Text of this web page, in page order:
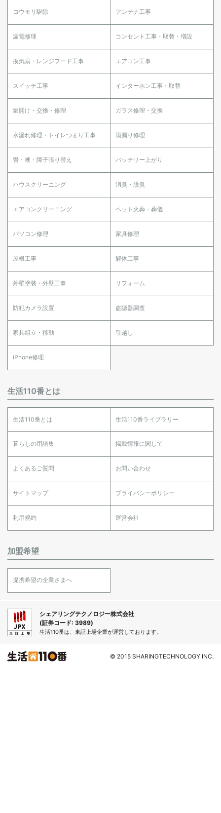
コウモリ駆除 アンテナ工事
漏電修理 コンセント工事・取替・増設
換気扇・レンジフード工事 エアコン工事
スイッチ工事 インターホン工事・取替
鍵開け・交換・修理 ガラス修理・交換
水漏れ修理・トイレつまり工事 雨漏り修理
畳・襖・障子張り替え バッテリー上がり
ハウスクリーニング 消臭・脱臭
エアコンクリーニング ペット火葬・葬儀
パソコン修理 家具修理
屋根工事 解体工事
外壁塗装・外壁工事 リフォーム
防犯カメラ設置 盗聴器調査
家具組立・移動 引越し
iPhone修理
生活110番とは
生活110番とは 生活110番ライブラリー
暮らしの用語集 掲載情報に関して
よくあるご質問 お問い合わせ
サイトマップ プライバシーポリシー
利用規約 運営会社
加盟希望
提携希望の企業さまへ
シェアリングテクノロジー株式会社
(証券コード: 3989)
生活110番は、東証上場企業が運営しております。
© 2015 SHARINGTECHNOLOGY INC.